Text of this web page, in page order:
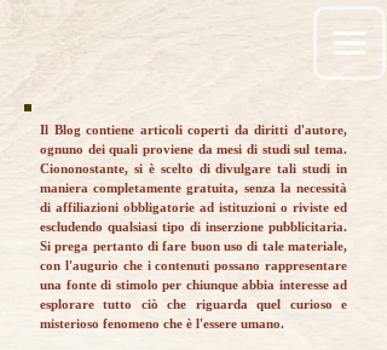
Il Blog contiene articoli coperti da diritti d'autore,
ognuno dei quali proviene da mesi di studi sul tema.
Ciononostante, si è scelto di divulgare tali studi in
maniera completamente gratuita, senza la necessità
di affiliazioni obbligatorie ad istituzioni o riviste ed
escludendo qualsiasi tipo di inserzione pubblicitaria.
Si prega pertanto di fare buon uso di tale materiale,
con l'augurio che i contenuti possano rappresentare
una fonte di stimolo per chiunque abbia interesse ad
esplorare tutto ciò che riguarda quel curioso e
misterioso fenomeno che è l'essere umano.